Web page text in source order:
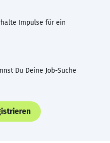
Impulse für ein
Du Deine Job-Suche